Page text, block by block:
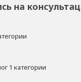
на
1 категории